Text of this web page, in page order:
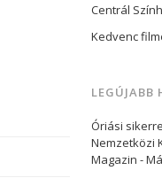
Centrál
Kedvenc
LEGÚJABB
Óriási
Nemzetközi
Magazin -